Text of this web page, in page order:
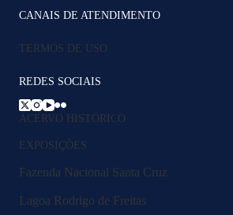
CANAIS DE ATENDIMENTO
TERMOS DE USO
REDES SOCIAIS
ACERVO HISTÓRICO
EXPOSIÇÕES
Fazenda Nacional Santa Cruz
Lagoa Rodrigo de Freitas